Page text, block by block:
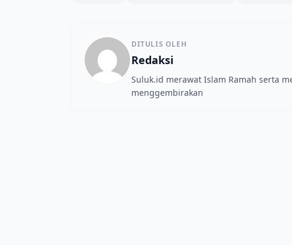
DITULIS OLEH
Redaksi
Suluk.id merawat Islam Ramah serta
menggembirakan